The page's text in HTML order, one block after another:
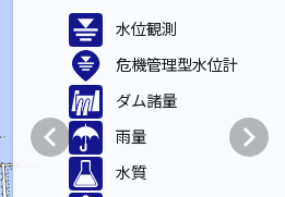
水位観測
危機管理型水位計
ダム諸量
雨量
水質
chevron_left chevron_right